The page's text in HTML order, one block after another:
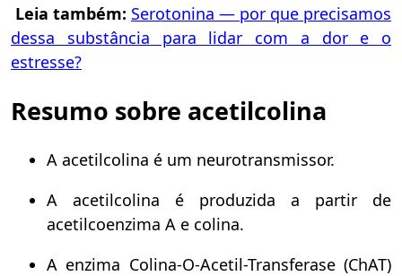
Leia também: Serotonina — por que precisamos
dessa substância para lidar com a dor e o
estresse?
Resumo sobre acetilcolina
A acetilcolina é um neurotransmissor.
A acetilcolina é produzida a partir de
acetilcoenzima A e colina.
A enzima Colina-O-Acetil-Transferase (ChAT)